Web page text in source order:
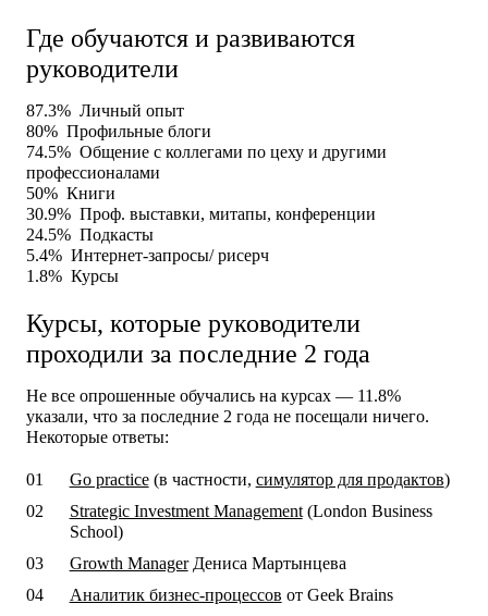
Где обучаются и развиваются
руководители
87.3%Личный опыт
80%Профильные блоги
74.5%Общение с коллегами по цеху и другими
профессионалами
50%Книги
30.9%Проф. выставки, митапы, конференции
24.5%Подкасты
5.4% Интернет-запросы/ рисерч
1.8%Курсы
Курсы, которые руководители
проходили за последние 2 года
Не все опрошенные обучались на курсах — 11.8%
указали, что за последние 2 года не посещали ничего.
Некоторые ответы:
Go practice(в частности, симулятор для продактов)
Strategic Investment Management(London Business
School)
Growth ManagerДениса Мартынцева
Аналитик бизнес-процессов от Geek Brains